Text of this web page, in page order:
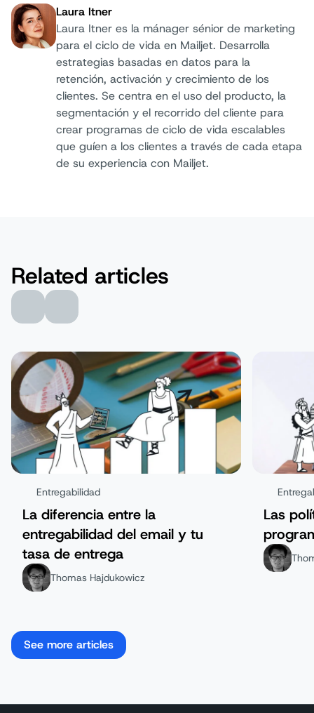
Autor:
Laura Itner
Laura Itner es la mánager sénior de marketing
para el ciclo de vida en Mailjet. Desarrolla
estrategias basadas en datos para la
retención, activación y crecimiento de los
clientes. Se centra en el uso del producto, la
segmentación y el recorrido del cliente para
crear programas de ciclo de vida escalables
que guíen a los clientes a través de cada etapa
de su experiencia con Mailjet.
Related articles
Entregabilidad
La diferencia entre la
entregabilidad del email y tu
tasa de entrega
Thomas Hajdukowicz
Las
See more articles